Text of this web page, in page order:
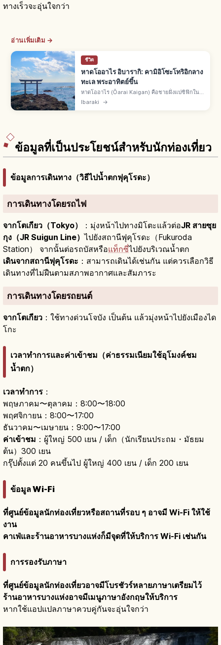
ทางเร็วจะอุ่นใจกว่า
อ่านเพิ่มเติม →
ชีวิต
หาดโออาไร อิบารากิ: คามิอิโซะโทริอิกลาง
ทะเล พระอาทิตย์ขึ้น
หาดโออาไร (Ōarai Kaigan) คือชายฝั่งแปซิฟิกใน
เมืองโออาไร จ.อิบารากิ ไฮไลต์คามิอิโซะโนะโทริอิ
Ibaraki →
ข้อมูลที่เป็นประโยชน์สำหรับนักท่องเที่ยว
ข้อมูลการเดินทาง（วิธีไปน้ำตกฟุคุโรดะ）
การเดินทางโดยรถไฟ
จากโตเกียว（Tokyo） ：มุ่งหน้าไปทางมิโตะแล้วต่อJR สายซุย
กุง（JR Suigun Line）ไปยังสถานีฟุคุโรดะ（Fukuroda
Station） จากนั้นต่อรถบัสหรือแท็กซี่ไปยังบริเวณน้ำตก
เดินจากสถานีฟุคุโรดะ ：สามารถเดินได้เช่นกัน แต่ควรเลือกวิธี
เดินทางที่ไม่ฝืนตามสภาพอากาศและสัมภาระ
การเดินทางโดยรถยนต์
จากโตเกียว ：ใช้ทางด่วนโจบัง เป็นต้น แล้วมุ่งหน้าไปยังเมืองได
โกะ
เวลาทำการและค่าเข้าชม（ค่าธรรมเนียมใช้อุโมงค์ชม
น้ำตก）
เวลาทำการ ：
พฤษภาคม〜ตุลาคม：8:00〜18:00
พฤศจิกายน：8:00〜17:00
ธันวาคม〜เมษายน：9:00〜17:00
ค่าเข้าชม ：ผู้ใหญ่ 500 เยน / เด็ก（นักเรียนประถม・มัธยม
ต้น）300 เยน
กรุ๊ปตั้งแต่ 20 คนขึ้นไป ผู้ใหญ่ 400 เยน / เด็ก 200 เยน
ข้อมูล Wi-Fi
ที่ศูนย์ข้อมูลนักท่องเที่ยวหรือสถานที่รอบ ๆ อาจมี Wi-Fi ให้ใช้
งาน
คาเฟ่และร้านอาหารบางแห่งก็มีจุดที่ให้บริการ Wi-Fi เช่นกัน
การรองรับภาษา
ที่ศูนย์ข้อมูลนักท่องเที่ยวอาจมีโบรชัวร์หลายภาษาเตรียมไว้
ร้านอาหารบางแห่งอาจมีเมนูภาษาอังกฤษให้บริการ
หากใช้แอปแปลภาษาควบคู่กันจะอุ่นใจกว่า